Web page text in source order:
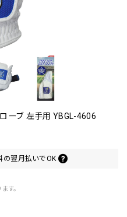
ーブ 左手用 YBGL-4606
の翌月払いでOK
す。